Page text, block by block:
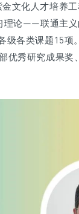
文化人才培养
理论——联通主
各类课题15项
优秀研究成果奖